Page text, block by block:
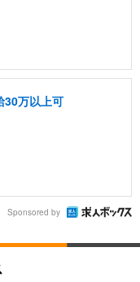
30万以上可
Sponsored by